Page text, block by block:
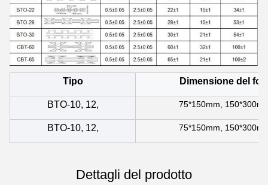
Tipo Dimensione del
BTO-10, 12, 75*150mm,
BTO-10, 12, 75*150mm,
Dettagli del prodotto